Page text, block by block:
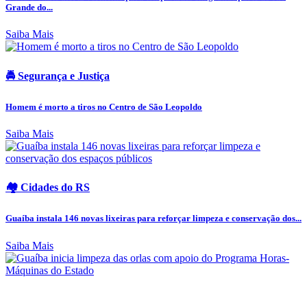
Grande do...
Saiba Mais
🚔 Segurança e Justiça
Homem é morto a tiros no Centro de São Leopoldo
Saiba Mais
🏘️ Cidades do RS
Guaíba instala 146 novas lixeiras para reforçar limpeza e conservação dos...
Saiba Mais